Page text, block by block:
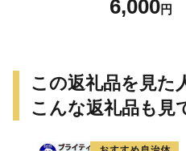
6,000円
この返礼品を見た
こんな返礼品も見